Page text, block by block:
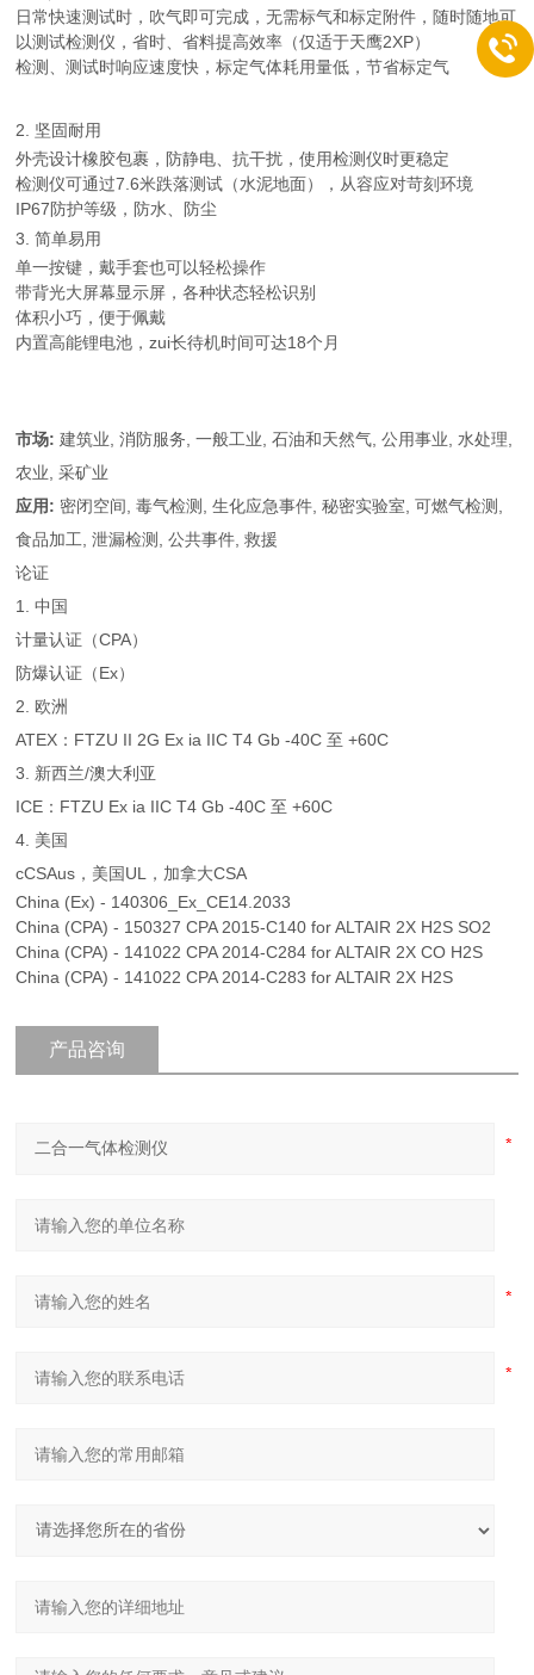
日常快速测试时，吹气即可完成，无需标气和标定附件，随时随地可
以测试检测仪，省时、省料提高效率（仅适于天鹰2XP）
检测、测试时响应速度快，标定气体耗用量低，节省标定气
2. 坚固耐用
外壳设计橡胶包裹，防静电、抗干扰，使用检测仪时更稳定
检测仪可通过7.6米跌落测试（水泥地面），从容应对苛刻环境
IP67防护等级，防水、防尘
3. 简单易用
单一按键，戴手套也可以轻松操作
带背光大屏幕显示屏，各种状态轻松识别
体积小巧，便于佩戴
内置高能锂电池，zui长待机时间可达18个月
市场: 建筑业, 消防服务, 一般工业, 石油和天然气, 公用事业, 水处理,
农业, 采矿业
应用: 密闭空间, 毒气检测, 生化应急事件, 秘密实验室, 可燃气检测,
食品加工, 泄漏检测, 公共事件, 救援
论证
1. 中国
计量认证（CPA）
防爆认证（Ex）
2. 欧洲
ATEX：FTZU II 2G Ex ia IIC T4 Gb -40C 至 +60C
3. 新西兰/澳大利亚
ICE：FTZU Ex ia IIC T4 Gb -40C 至 +60C
4. 美国
cCSAus，美国UL，加拿大CSA
China (Ex) - 140306_Ex_CE14.2033
China (CPA) - 150327 CPA 2015-C140 for ALTAIR 2X H2S SO2
China (CPA) - 141022 CPA 2014-C284 for ALTAIR 2X CO H2S
China (CPA) - 141022 CPA 2014-C283 for ALTAIR 2X H2S
产品咨询